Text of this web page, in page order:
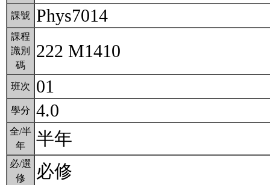
課號 Phys7014
課程
識別
碼
222 M1410
班次 01
學分 4.0
全/半
年
半年
必/選
修
必修